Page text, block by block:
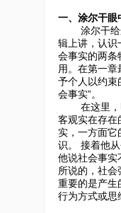
一、涂尔干眼
涂尔干给这
辑上讲，认识
会事实的两条
用。在第一
予个人以约束
会事实”。
在这里，明
客观实在存在
实，一方面它
识。 接着他
他说社会事实
所说的，社
重要的是产生
行为方式或思